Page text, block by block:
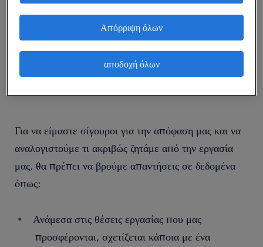
κριτήρια, θα πρέπει όμως να θέσουμε για να λάβουμε
την απόφαση μας; Τι είναι αυτό που καθιστά
ενδιαφέρουσες τις συγκεκριμένες θέσεις εργασίας και
ποια θα πρέπει να προτιμήσουμε τελικά;
Για να είμαστε σίγουροι για την απόφαση μας και να
αναλογιστούμε τι ακριβώς ζητάμε από την εργασία
μας, θα πρέπει να βρούμε απαντήσεις σε δεδομένα
όπως:
Ανάμεσα στις θέσεις εργασίας που μας
προσφέρονται, σχετίζεται κάποια με ένα
Απόρριψη όλων
αποδοχή όλων